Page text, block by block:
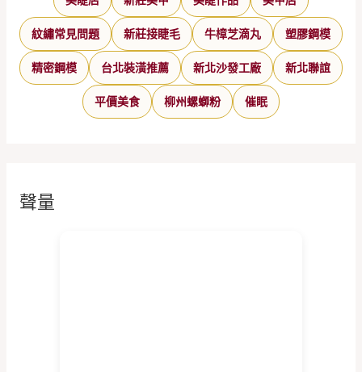
紋繡常見問題 新莊接睫毛 牛樟芝滴丸 塑膠鋼模
精密鋼模 台北裝潢推薦 新北沙發工廠 新北聯誼
平價美食 柳州螺螄粉 催眠
聲量